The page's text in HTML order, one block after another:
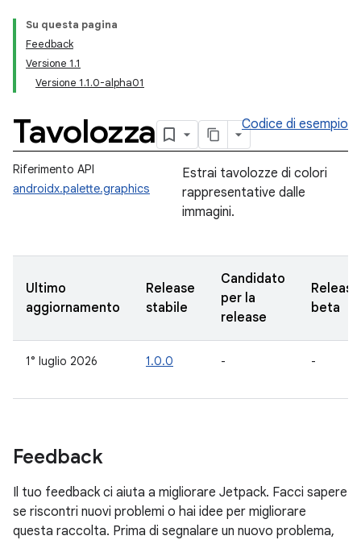
Su questa pagina
Feedback
Versione 1.1
Versione 1.1.0-alpha01
Tavolozza Codice di esempio
Riferimento API
androidx.palette.graphics
Estrai tavolozze di colori
rappresentative dalle
immagini.
Ultimo
aggiornamento
Release
stabile
Candidato
per la
release
Release
beta
1° luglio 2026 1.0.0 - -
Feedback
Il tuo feedback ci aiuta a migliorare Jetpack. Facci sapere
se riscontri nuovi problemi o hai idee per migliorare
questa raccolta. Prima di segnalare un nuovo problema,